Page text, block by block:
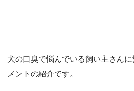
犬の口臭で悩んでいる飼い主さん
メントの紹介です。